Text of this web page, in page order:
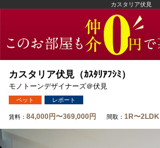
カスタリア伏見
カスタリア伏見（ｶｽﾀﾘｱﾌｼﾐ）
モノトーンデザイナーズ＠伏見
ペット レポート
賃料： 84,000円〜369,000円 間取： 1R〜2LDK